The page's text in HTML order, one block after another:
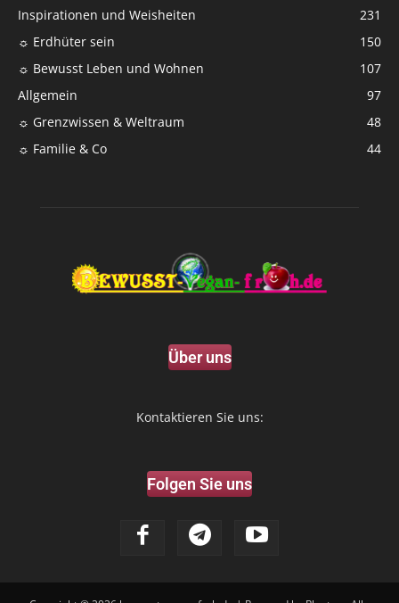
Inspirationen und Weisheiten
231
☼ Erdhüter sein
150
☼ Bewusst Leben und Wohnen
107
Allgemein
97
☼ Grenzwissen & Weltraum
48
☼ Familie & Co
44
Über uns
Kontaktieren Sie uns:
Folgen Sie uns